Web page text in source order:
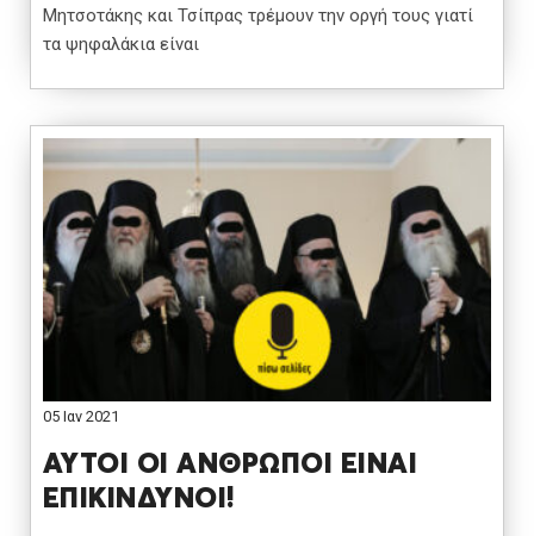
Μητσοτάκης και Τσίπρας τρέμουν την οργή τους γιατί
τα ψηφαλάκια είναι
05 Ιαν 2021
ΑΥΤΟΙ ΟΙ ΑΝΘΡΩΠΟΙ ΕΙΝΑΙ
ΕΠΙΚΙΝΔΥΝΟΙ!